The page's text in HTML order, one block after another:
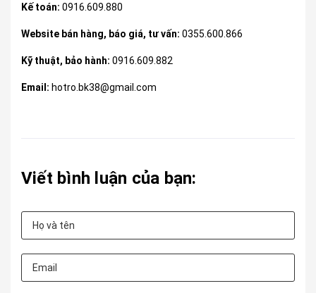
Kế toán: 0916.609.880
Website bán hàng, báo giá, tư vấn: 0355.600.866
Kỹ thuật, bảo hành: 0916.609.882
Email: hotro.bk38@gmail.com
Viết bình luận của bạn: